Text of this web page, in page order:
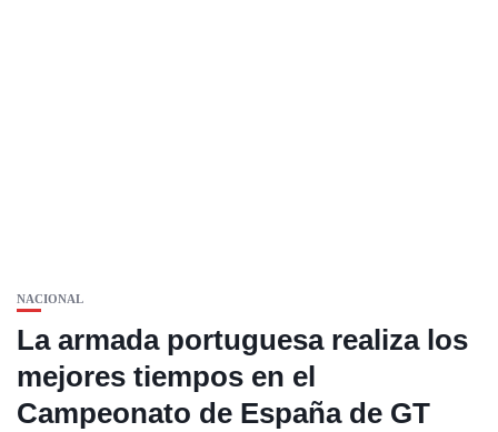
NACIONAL
La armada portuguesa realiza los
mejores tiempos en el
Campeonato de España de GT